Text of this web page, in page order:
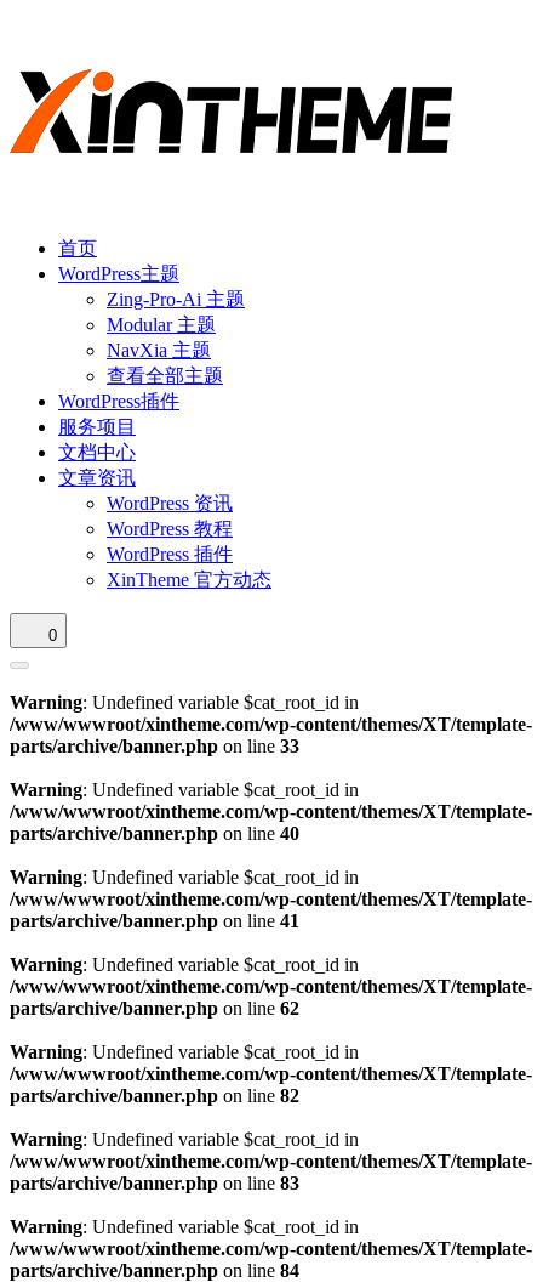
首页
WordPress主题
Zing-Pro-Ai 主题
Modular 主题
NavXia 主题
查看全部主题
WordPress插件
服务项目
文档中心
文章资讯
WordPress 资讯
WordPress 教程
WordPress 插件
XinTheme 官方动态
0
Warning: Undefined variable $cat_root_id in
/www/wwwroot/xintheme.com/wp-content/themes/XT/template-
parts/archive/banner.php on line 33
Warning: Undefined variable $cat_root_id in
/www/wwwroot/xintheme.com/wp-content/themes/XT/template-
parts/archive/banner.php on line 40
Warning: Undefined variable $cat_root_id in
/www/wwwroot/xintheme.com/wp-content/themes/XT/template-
parts/archive/banner.php on line 41
Warning: Undefined variable $cat_root_id in
/www/wwwroot/xintheme.com/wp-content/themes/XT/template-
parts/archive/banner.php on line 62
Warning: Undefined variable $cat_root_id in
/www/wwwroot/xintheme.com/wp-content/themes/XT/template-
parts/archive/banner.php on line 82
Warning: Undefined variable $cat_root_id in
/www/wwwroot/xintheme.com/wp-content/themes/XT/template-
parts/archive/banner.php on line 83
Warning: Undefined variable $cat_root_id in
/www/wwwroot/xintheme.com/wp-content/themes/XT/template-
parts/archive/banner.php on line 84